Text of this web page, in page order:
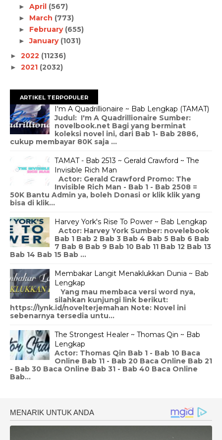
► April (567)
► March (773)
► February (655)
►January (1031)
► 2022 (11236)
► 2021 (2032)
ARTIKEL TERPOPULER
I'm A Quadrillionaire ~ Bab Lengkap (TAMAT)
Judul: I'm A Quadrillionaire Sumber:
novelbook.net Bagi yang berminat
koleksi novel ini, dari Bab 1- Bab 2886,
cukup membayar 80K saja ...
TAMAT - Bab 2513 ~ Gerald Crawford ~ The
Invisible Rich Man
Actor: Gerald Crawford Promo: The
Invisible Rich Man - Bab 1 - Bab 2508 =
50K Bantu Admin ya, boleh Donasi or klik klik yang
bisa di klik...
Harvey York's Rise To Power ~ Bab Lengkap
Actor: Harvey York Sumber: novelebook
Bab 1 Bab 2 Bab 3 Bab 4 Bab 5 Bab 6 Bab
7 Bab 8 Bab 9 Bab 10 Bab 11 Bab 12 Bab 13
Bab 14 Bab 15 Bab ...
Membakar Langit Menaklukkan Dunia ~ Bab
Lengkap
Yang mau membaca versi word nya,
silahkan kunjungi link berikut:
https://lynk.id/novelterjemahan Note: Novel ini
sebenarnya tersedia untu...
The Strongest Healer ~ Thomas Qin ~ Bab
Lengkap
Actor: Thomas Qin Bab 1 - Bab 10 Baca
Online Bab 11 - Bab 20 Baca Online Bab 21
- Bab 30 Baca Online Bab 31 - Bab 40 Baca Online
Bab...